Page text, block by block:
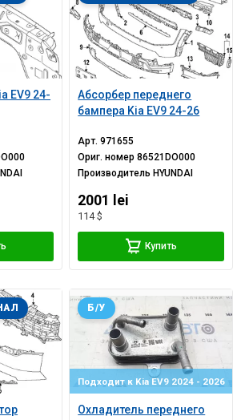
EV9 24-
Абсорбер переднего
бампера Kia EV9 24-26
Арт.971655
Ориг. номер86521DO000
Производитель HYUNDAI
2001 lei
114 $
Купить
Подходит к Kia EV9 2024 - 2026
Охладитель переднего
Б/У